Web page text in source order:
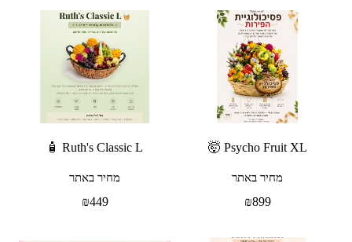
Psycho Fruit XL 🤯
מחיר באתר
₪899
Ruth's Classic L 🧴
מחיר באתר
₪449